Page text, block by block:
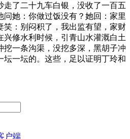
走了二十九车白银，没收了一百五
她：你做过饭没有？她回：家里
笑：别闷积了，我出监有望，家财
修水利时候，引青山水灌溉白土
挖一条沟渠，没挖多深，黑胡子冲
坛一坛的。这些，足以证明丁玲和
户端